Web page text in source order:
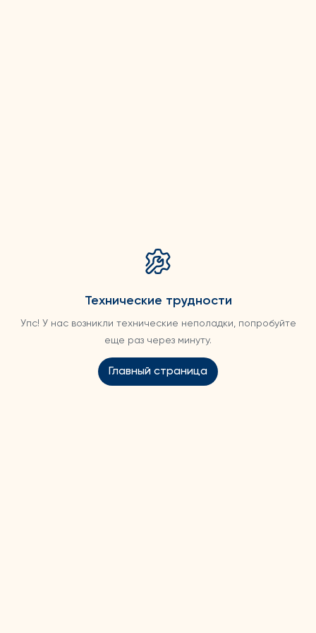
Технические трудности
Упс! У нас возникли технические неполадки, попробуйте
еще раз через минуту.
Главный страница